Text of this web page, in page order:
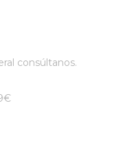
consúltanos.